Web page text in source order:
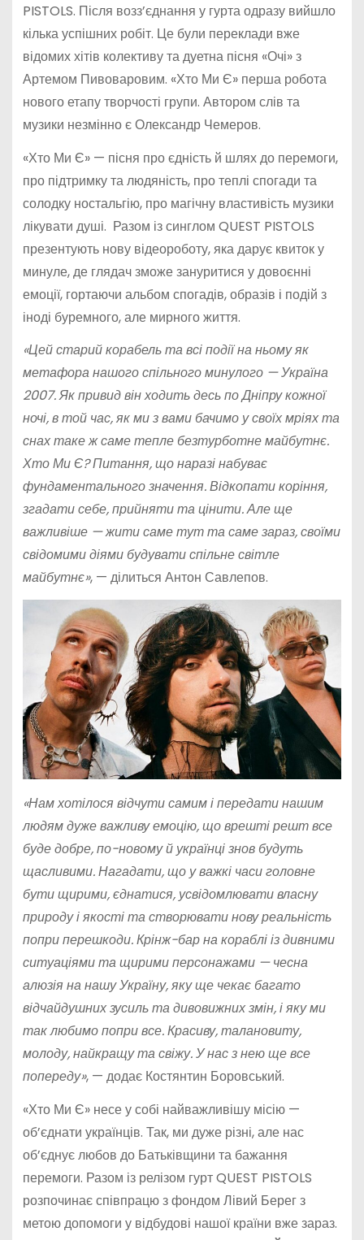
PISTOLS. Після возз’єднання у гурта одразу вийшло
кілька успішних робіт. Це були переклади вже
відомих хітів колективу та дуетна пісня «Очі» з
Артемом Пивоваровим. «Хто Ми Є» перша робота
нового етапу творчості групи. Автором слів та
музики незмінно є Олександр Чемеров.
«Хто Ми Є» — пісня про єдність й шлях до перемоги,
про підтримку та людяність, про теплі спогади та
солодку ностальгію, про магічну властивість музики
лікувати душі. Разом із синглом QUEST PISTOLS
презентують нову відеороботу, яка дарує квиток у
минуле, де глядач зможе зануритися у довоєнні
емоції, гортаючи альбом спогадів, образів і подій з
іноді буремного, але мирного життя.
«Цей старий корабель та всі події на ньому як
метафора нашого спільного минулого — Україна
2007. Як привид він ходить десь по Дніпру кожної
ночі, в той час, як ми з вами бачимо у своїх мріях та
снах таке ж саме тепле безтурботне майбутнє.
Хто Ми Є? Питання, що наразі набуває
фундаментального значення. Відкопати коріння,
згадати себе, прийняти та цінити. Але ще
важливіше — жити саме тут та саме зараз, своїми
свідомими діями будувати спільне світле
майбутнє», — ділиться Антон Савлепов.
«Нам хотілося відчути самим і передати нашим
людям дуже важливу емоцію, що врешті решт все
буде добре, по-новому й українці знов будуть
щасливими. Нагадати, що у важкі часи головне
бути щирими, єднатися, усвідомлювати власну
природу і якості та створювати нову реальність
попри перешкоди. Крінж-бар на кораблі із дивними
ситуаціями та щирими персонажами — чесна
алюзія на нашу Україну, яку ще чекає багато
відчайдушних зусиль та дивовижних змін, і яку ми
так любимо попри все. Красиву, талановиту,
молоду, найкращу та свіжу. У нас з нею ще все
попереду», — додає Костянтин Боровський.
«Хто Ми Є» несе у собі найважливішу місію —
об’єднати українців. Так, ми дуже різні, але нас
об’єднує любов до Батьківщини та бажання
перемоги. Разом із релізом гурт QUEST PISTOLS
розпочинає співпрацю з фондом Лівий Берег з
метою допомоги у відбудові нашої країни вже зараз.